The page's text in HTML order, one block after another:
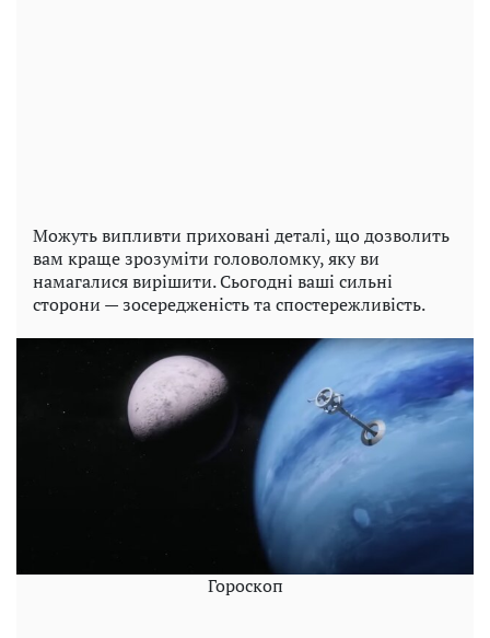
Можуть випливти приховані деталі, що дозволить
вам краще зрозуміти головоломку, яку ви
намагалися вирішити. Сьогодні ваші сильні
сторони — зосередженість та спостережливість.
Гороскоп